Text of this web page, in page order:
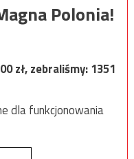
Polonia!
zł, zebraliśmy:1351
dla funkcjonowania